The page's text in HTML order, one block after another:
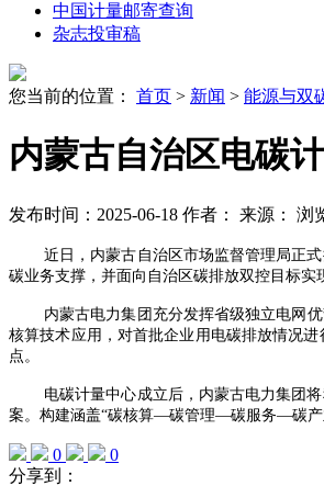
中国计量邮寄查询
杂志投审稿
您当前的位置： 首页 > 新闻 > 能源与双
内蒙古自治区电碳
发布时间：2025-06-18 作者： 来源： 浏
近日，内蒙古自治区市场监督管理局正
碳业务支撑，并面向自治区碳排放双控目标实
内蒙古电力集团充分发挥省级独立电网
核算技术应用，对首批企业用电碳排放情况
点。
电碳计量中心成立后，内蒙古电力集团
案。构建涵盖“碳核算—碳管理—碳服务—碳产
0
0
分享到：